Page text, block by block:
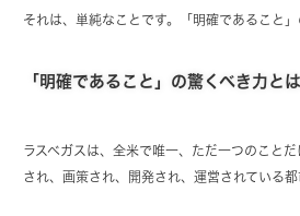
それは、単純なことです。「明確であること」
「明確であること」の驚くべき力と
ラスベガスは、全米で唯一、ただ一つのこと
され、画策され、開発され、運営されている都